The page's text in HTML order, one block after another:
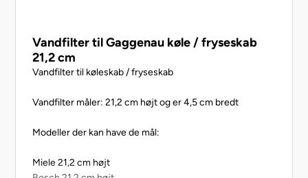
Vandfilter til Gaggenau køle / fryseskab
21,2 cm
Vandfilter til køleskab / fryseskab
Vandfilter måler: 21,2 cm højt og er 4,5 cm bredt
Modeller der kan have de mål:
Miele 21,2 cm højt